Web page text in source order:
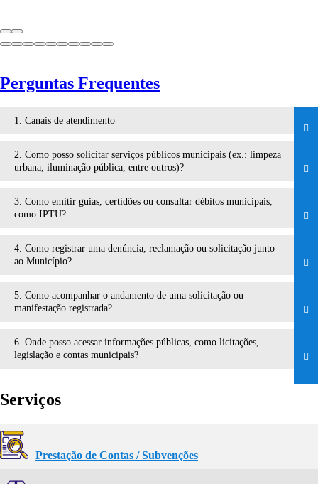
Perguntas Frequentes
1. Canais de atendimento
2. Como posso solicitar serviços públicos municipais (ex.: limpeza
urbana, iluminação pública, entre outros)?
3. Como emitir guias, certidões ou consultar débitos municipais,
como IPTU?
4. Como registrar uma denúncia, reclamação ou solicitação junto
ao Município?
5. Como acompanhar o andamento de uma solicitação ou
manifestação registrada?
6. Onde posso acessar informações públicas, como licitações,
legislação e contas municipais?
Serviços
Prestação de Contas / Subvenções